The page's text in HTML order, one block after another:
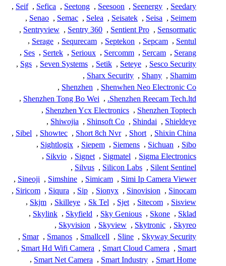
Seedary
,
Seenergy
,
Seesoon
,
Seetong
,
Sefica
,
Seif
,
Seimem
,
Seisa
,
Seisatek
,
Selea
,
Semac
,
Senao
,
Sensormatic
,
Sentient Pro
,
Sentry 360
,
Sentryview
,
Sentul
,
Sepcam
,
Septekon
,
Sequrecam
,
Serage
,
Serang
,
Sercam
,
Sercomm
,
Serioux
,
Sertek
,
Ses
,
Sesco Security
,
Seteye
,
Setik
,
Seven Systems
,
Sgs
,
Shamim
,
Shany
,
Sharx Security
,
Shenwhen Neo Electronic Co
,
Shenzhen
,
Shenzhen Reecam Tech.ltd.
,
Shenzhen Tong Bo Wei
,
Shenzhen Toptech
,
Shenzhen Ycx Electronics
,
Shieldeye
,
Shindai
,
Shinsoft Co
,
Shiwojia
,
Shixin China
,
Short
,
Short 8ch Nvr
,
Showtec
,
Sibel
,
Sibo
,
Sichuan
,
Siemens
,
Siepem
,
Sightlogix
,
Sigma Electronics
,
Sigmatel
,
Signet
,
Sikvio
,
Silent Sentinel
,
Silicon Labs
,
Silvus
,
Simi Ip Camera Viewer
,
Simicam
,
Simshine
,
Sineoji
,
Sinocam
,
Sinovision
,
Sionyx
,
Sip
,
Siqura
,
Siricom
,
Sisview
,
Sitecom
,
Sjet
,
Sk Tel
,
Skilleye
,
Skjm
,
Sklad
,
Skone
,
Sky Genious
,
Skyfield
,
Skylink
,
Skyreo
,
Skytronic
,
Skyview
,
Skyvision
,
Skyway Security
,
Sline
,
Smallcell
,
Smanos
,
Smar
,
Smart
,
Smart Cloud Camera
,
Smart Hd Wifi Camera
,
Smart Home
,
Smart Industry
,
Smart Net Camera
,